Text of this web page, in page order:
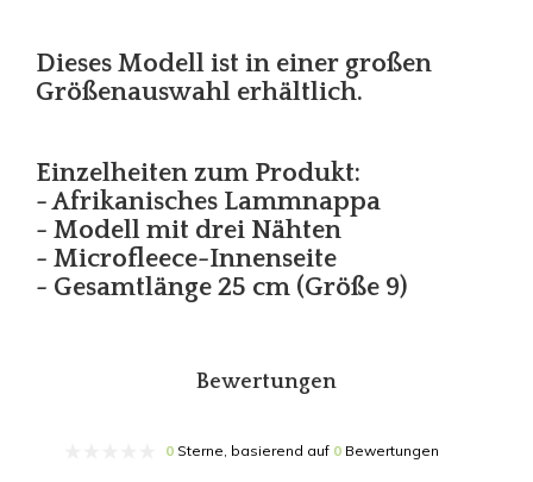
Dieses Modell ist in einer großen
Größenauswahl erhältlich.
Einzelheiten zum Produkt:
- Afrikanisches Lammnappa
- Modell mit drei Nähten
- Microfleece-Innenseite
- Gesamtlänge 25 cm (Größe 9)
Bewertungen
0 Sterne, basierend auf 0 Bewertungen